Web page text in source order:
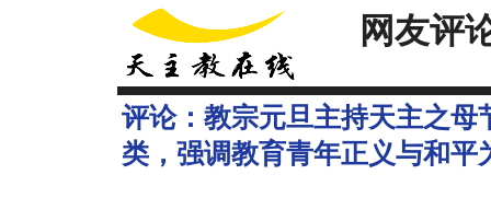
网友评
评论： 教宗元旦主持天主之母
类，强调教育青年正义与和平